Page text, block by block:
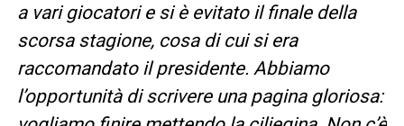
a vari giocatori e si è evitato il finale della
scorsa stagione, cosa di cui si era
raccomandato il presidente. Abbiamo
l’opportunità di scrivere una pagina gloriosa: